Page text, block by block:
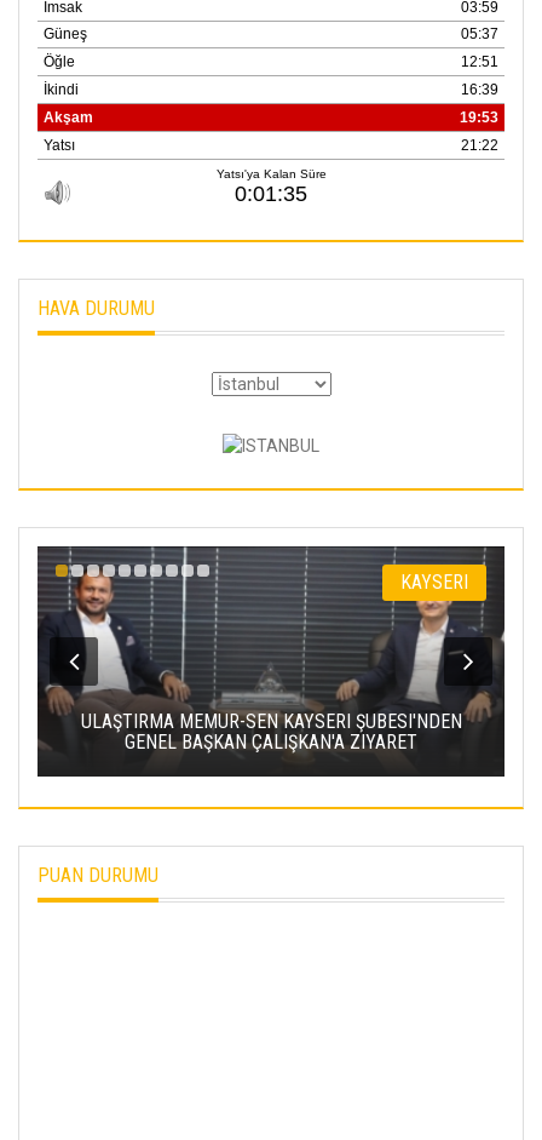
HAVA DURUMU
KAYSERI
KAYSERİ ŞEKER'DE OLAĞAN MALİ GENEL
TOPLANTISI YAPILDI
PUAN DURUMU